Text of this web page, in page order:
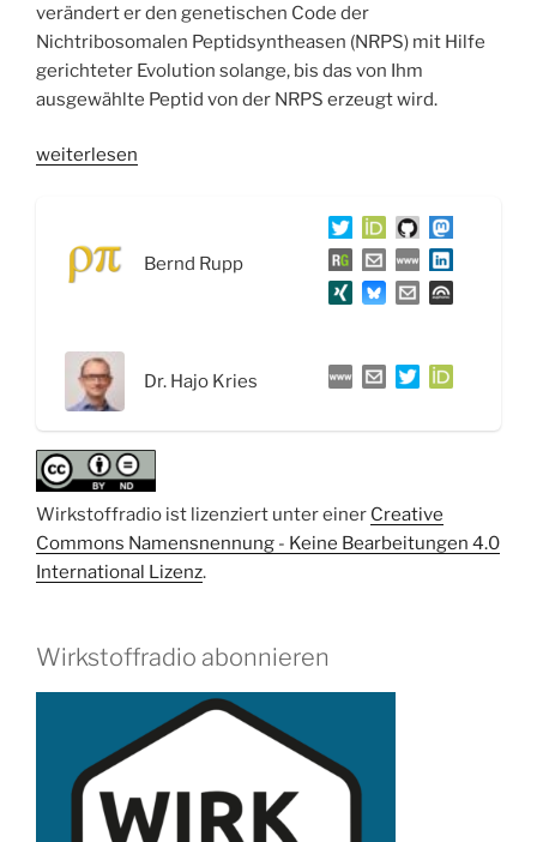
verändert er den genetischen Code der
Nichtribosomalen Peptidsyntheasen (NRPS) mit Hilfe
gerichteter Evolution solange, bis das von Ihm
ausgewählte Peptid von der NRPS erzeugt wird.
„WSR039
Naturstoffen
Evolution
Interview
Dr.
Kries“
weiterlesen
Bernd Rupp
Dr. Hajo Kries
Wirkstoffradio ist lizenziert unter einer Creative
Commons Namensnennung - Keine Bearbeitungen 4.0
International Lizenz.
Wirkstoffradio abonnieren